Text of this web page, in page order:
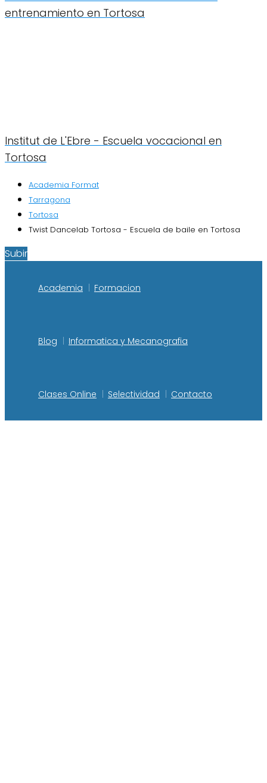
entrenamiento en Tortosa
Institut de L'Ebre - Escuela vocacional en
Tortosa
Academia Format
Tarragona
Tortosa
Twist Dancelab Tortosa - Escuela de baile en Tortosa
Subir
Academia Formacion
Blog Informatica y Mecanografia
Clases Online Selectividad Contacto